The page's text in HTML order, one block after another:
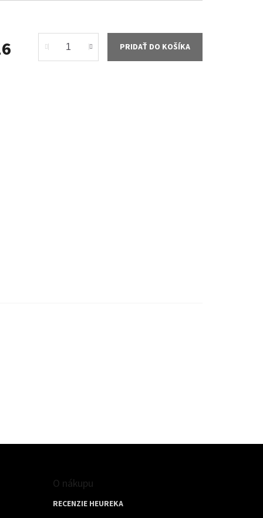
PRIDAŤ DO KOŠÍKA
O nákupu
RECENZIE HEUREKA